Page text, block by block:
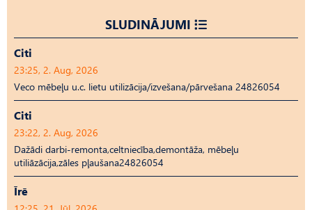
SLUDINĀJUMI
Citi
23:25, 2. Aug, 2026
Veco mēbeļu u.c. lietu utilizācija/izvešana/pārvešana 24826054
Citi
23:22, 2. Aug, 2026
Dažādi darbi-remonta,celtniecība,demontāža, mēbeļu
utiliāzācija,zāles pļaušana24826054
Īrē